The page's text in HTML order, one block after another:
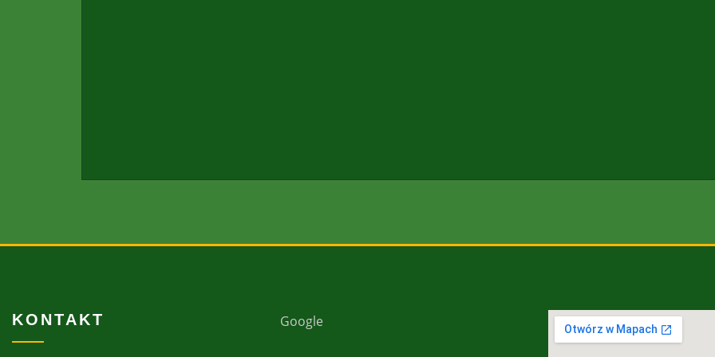
KONTAKT Google